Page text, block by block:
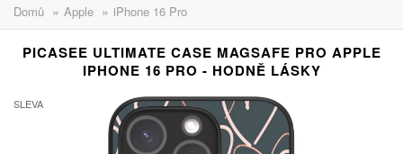
Domů » Apple » iPhone 16 Pro
PICASEE ULTIMATE CASE MAGSAFE PRO APPLE
IPHONE 16 PRO - HODNĚ LÁSKY
SLEVA